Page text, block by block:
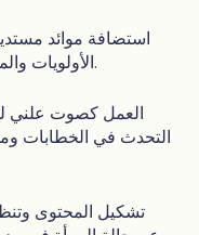
استضافة موائد
الأولويات والمشاركة في وضع حلول السياسات.
العمل كصوت علني
التحدث في الخطابات
تشكيل المحتوى